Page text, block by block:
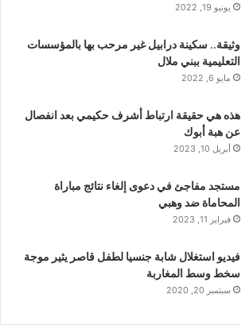
يونيو 19, 2022
وثيقة.. سكينة درابيل غير مرحب بها بالمؤسسات
التعليمية ببني ملال
مايو 6, 2022
هذه هي حقيقة ارتباط أشرف حكيمي بعد انفصال
عن هبة أبوك
أبريل 10, 2023
مستجد مفاجئ في دعوى إلغاء نتائج مباراة
المحاماة ضد وهبي
فبراير 11, 2023
فيديو استغلال شابة جنسيا لطفل قاصر يثير موجة
سخط وسط المغاربة
سبتمبر 20, 2020